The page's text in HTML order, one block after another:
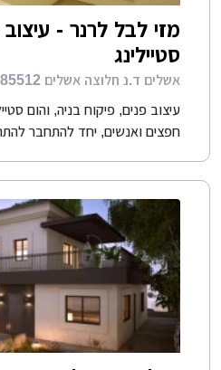
מזי לבל לרנר - עיצוב
סטיילינג
אשלים ד.נ חלוצה אשלים 85512
עיצוב פנים, פיקוח בניה, והום
חפצים ואנשים, יחד להתחבר